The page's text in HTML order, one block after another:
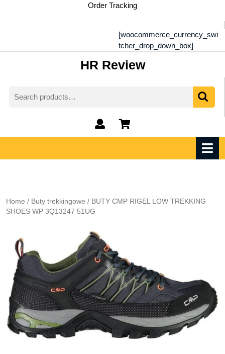
Order Tracking
[woocommerce_currency_swi
tcher_drop_down_box]
HR Review
for:
My
Account
shopping
cart
Home / Buty trekkingowe / BUTY CMP RIGEL LOW TREKKING
SHOES WP 3Q13247 51UG